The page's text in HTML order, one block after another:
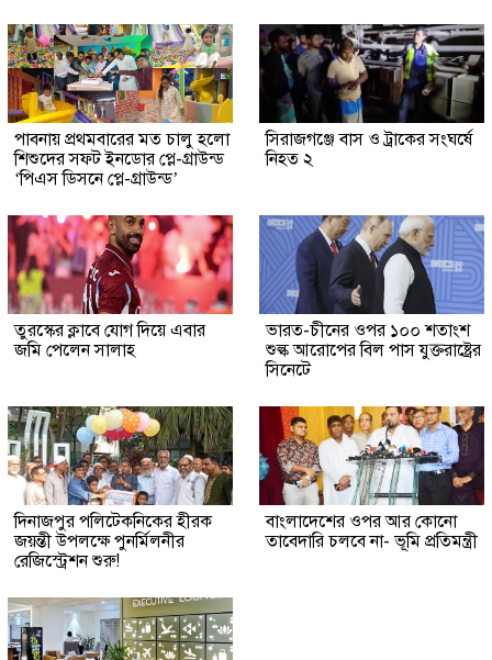
পাবনায় প্রথমবারের মত চালু হলো
শিশুদের সফট ইনডোর প্লে-গ্রাউন্ড
‘পিএস ডিসনে প্লে-গ্রাউন্ড’
সিরাজগঞ্জে বাস ও ট্রাকের সংঘর্ষে
নিহত ২
তুরস্কের ক্লাবে যোগ দিয়ে এবার
জমি পেলেন সালাহ
ভারত-চীনের ওপর ১০০ শতাংশ
শুল্ক আরোপের বিল পাস যুক্তরাষ্ট্রের
সিনেটে
দিনাজপুর পলিটেকনিকের হীরক
জয়ন্তী উপলক্ষে পুনর্মিলনীর
রেজিস্ট্রেশন শুরু!
বাংলাদেশের ওপর আর কোনো
তাবেদারি চলবে না- ভূমি প্রতিমন্ত্রী